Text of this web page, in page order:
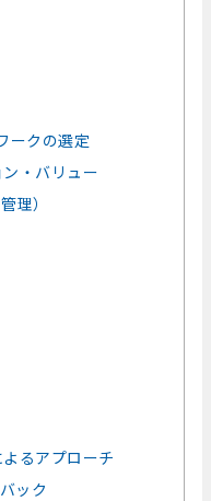
ークの選定
・バリュー
理）
るアプローチ
ック